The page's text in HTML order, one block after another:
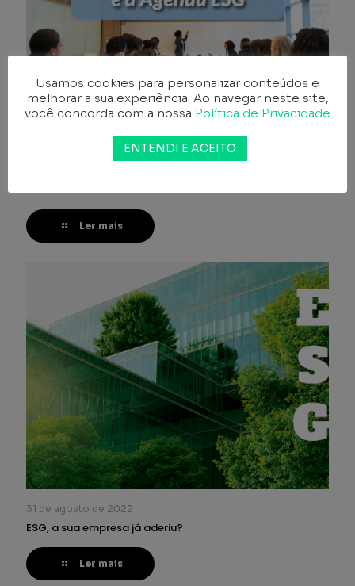
27 de dezembro de 2022
cultura ESG
Ler mais
31 de agosto de 2022
ESG, a sua empresa já aderiu?
Ler mais
Usamos cookies para personalizar conteúdos e
melhorar a sua experiência. Ao navegar neste site,
você concorda com a nossa Política de Privacidade
ENTENDI E ACEITO